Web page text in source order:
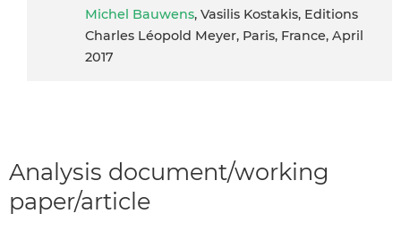
Michel Bauwens, Vasilis Kostakis, Editions
Charles Léopold Meyer, Paris, France, April
2017
Analysis document/working
paper/article